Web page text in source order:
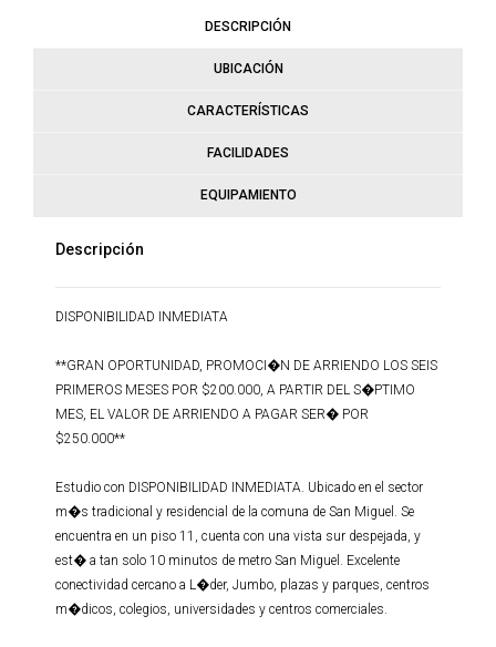
DESCRIPCIÓN
UBICACIÓN
CARACTERÍSTICAS
FACILIDADES
EQUIPAMIENTO
Descripción
DISPONIBILIDAD INMEDIATA
**GRAN OPORTUNIDAD, PROMOCI�N DE ARRIENDO LOS SEIS
PRIMEROS MESES POR $200.000, A PARTIR DEL S�PTIMO
MES, EL VALOR DE ARRIENDO A PAGAR SER� POR
$250.000**
Estudio con DISPONIBILIDAD INMEDIATA. Ubicado en el sector
m�s tradicional y residencial de la comuna de San Miguel. Se
encuentra en un piso 11, cuenta con una vista sur despejada, y
est� a tan solo 10 minutos de metro San Miguel. Excelente
conectividad cercano a L�der, Jumbo, plazas y parques, centros
m�dicos, colegios, universidades y centros comerciales.